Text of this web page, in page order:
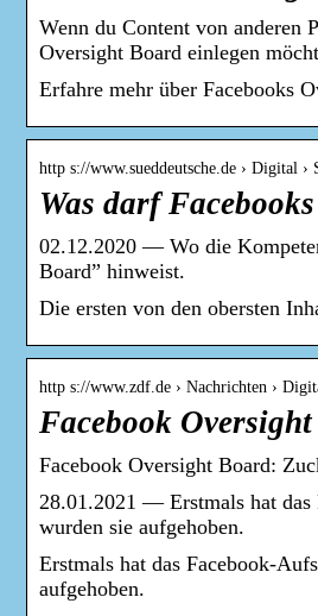
Wenn du Content von anderen
Oversight Board einlegen
Erfahre mehr über Facebooks
http s://www.sueddeutsche.de › Digital ›
Was darf
02.12.2020 — Wo die
Board” hinweist.
Die ersten von den obersten
http s://www.zdf.de › Nachrichten ›
Facebook
Facebook Oversight Board:
28.01.2021 — Erstmals hat das
wurden sie aufgehoben.
Erstmals hat das Facebook-
aufgehoben.